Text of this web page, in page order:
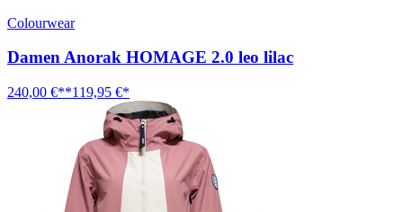
Colourwear
Damen Anorak HOMAGE 2.0 leo lilac
240,00 €**119,95 €*